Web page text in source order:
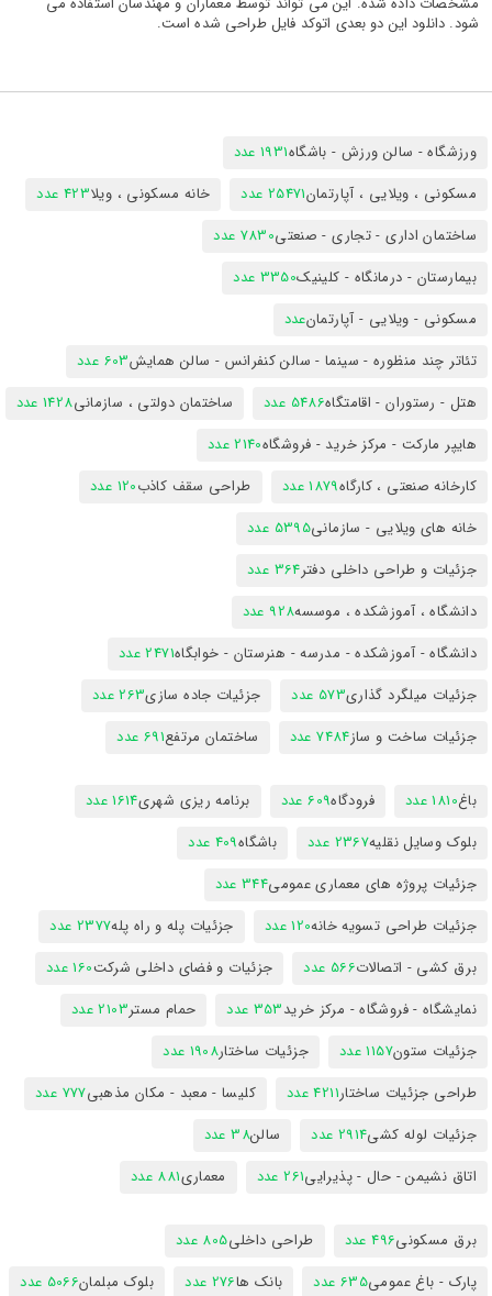
شود. دانلود این دو بعدی اتوکد فایل طراحی شده است.
ورزشگاه - سالن ورزش - باشگاه1931 عدد
مسکونی ، ویلایی ، آپارتمان25471 عدد خانه مسکونی ، ویلا423 عدد
ساختمان اداری - تجاری - صنعتی7830 عدد
بیمارستان - درمانگاه - کلینیک3350 عدد
مسکونی - ویلایی - آپارتمانعدد
تئاتر چند منظوره - سینما - سالن کنفرانس - سالن همایش603 عدد
هتل - رستوران - اقامتگاه5486 عدد ساختمان دولتی ، سازمانی1428 عدد
هایپر مارکت - مرکز خرید - فروشگاه2140 عدد
کارخانه صنعتی ، کارگاه1879 عدد طراحی سقف کاذب120 عدد
خانه های ویلایی - سازمانی5395 عدد
جزئیات و طراحی داخلی دفتر364 عدد
دانشگاه ، آموزشکده ، موسسه928 عدد
دانشگاه - آموزشکده - مدرسه - هنرستان - خوابگاه2471 عدد
جزئیات میلگرد گذاری573 عدد جزئیات جاده سازی263 عدد
جزئیات ساخت و ساز7484 عدد ساختمان مرتفع691 عدد
باغ1810 عدد فرودگاه609 عدد برنامه ریزی شهری1614 عدد
بلوک وسایل نقلیه2367 عدد باشگاه409 عدد
جزئیات پروژه های معماری عمومی344 عدد
جزئیات طراحی تسویه خانه120 عدد جزئیات پله و راه پله2377 عدد
برق کشی - اتصالات566 عدد جزئیات و فضای داخلی شرکت160 عدد
نمایشگاه - فروشگاه - مرکز خرید353 عدد حمام مستر2103 عدد
جزئیات ستون1157 عدد جزئیات ساختار1908 عدد
طراحی جزئیات ساختار4211 عدد کلیسا - معبد - مکان مذهبی777 عدد
جزئیات لوله کشی2914 عدد سالن38 عدد
اتاق نشیمن - حال - پذیرایی261 عدد معماری881 عدد
برق مسکونی496 عدد طراحی داخلی805 عدد
پارک - باغ عمومی635 عدد بانک ها276 عدد بلوک مبلمان5066 عدد